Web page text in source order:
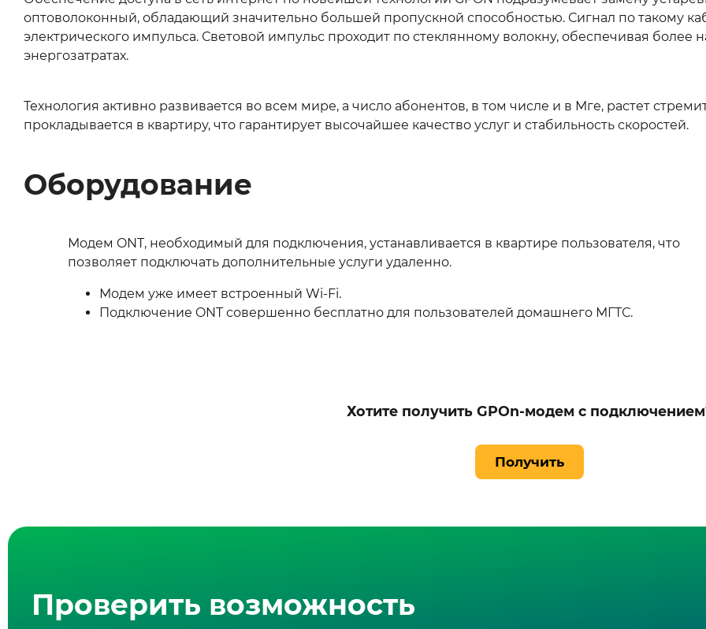
оптоволоконный, обладающий значительно большей пропускной способностью. Сигнал по такому
электрического импульса. Световой импульс проходит по стеклянному волокну, обеспечивая
энергозатратах.
Технология активно развивается во всем мире, а число абонентов, в том числе и в Мге, растет
прокладывается в квартиру, что гарантирует высочайшее качество услуг и стабильность скоростей.
Оборудование
Модем ONT, необходимый для подключения, устанавливается в квартире пользователя, что
позволяет подключать дополнительные услуги удаленно.
Модем уже имеет встроенный Wi‑Fi.
Подключение ONT совершенно бесплатно для пользователей домашнего МГТС.
Хотите получить GPOn-модем с
Получить
Проверить возможность